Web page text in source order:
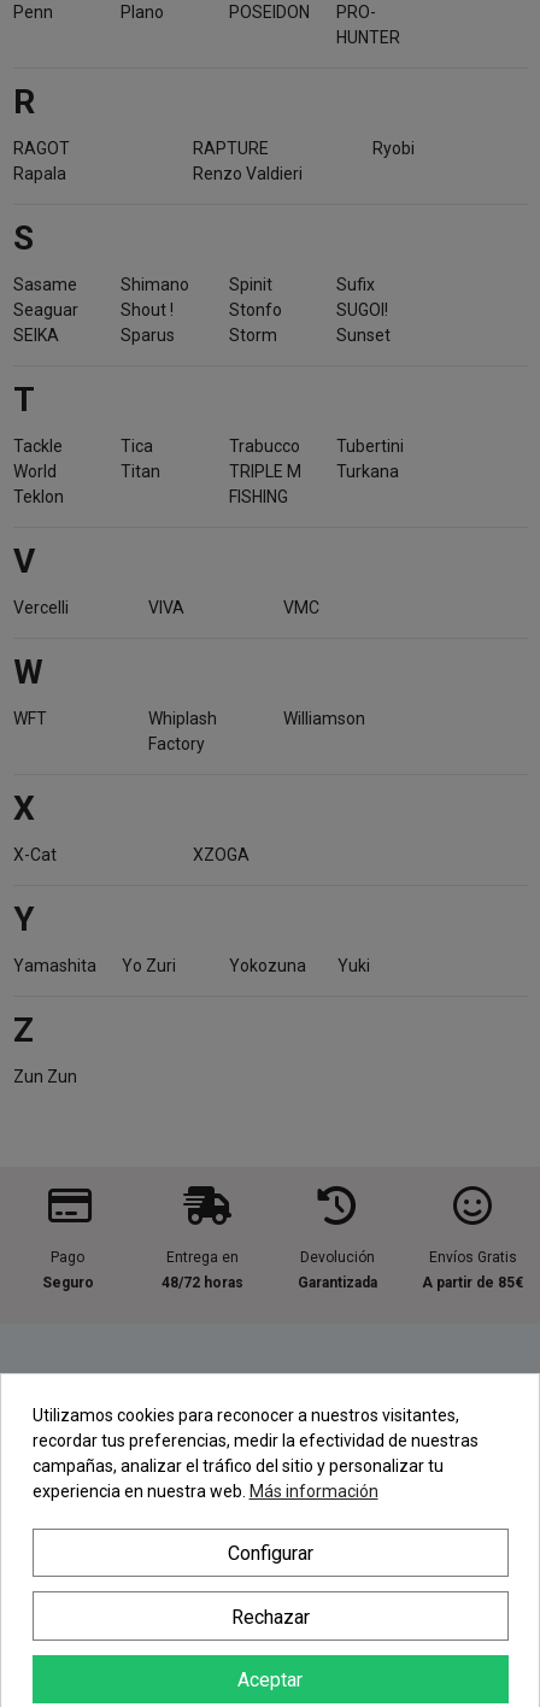
Penn Plano POSEIDON
PRO-
HUNTER
R
RAGOT
Rapala
RAPTURE
Renzo Valdieri
Ryobi
S
Sasame
Seaguar
SEIKA
Shimano
Shout !
Sparus
Spinit
Stonfo
Storm
Sufix
SUGOI!
Sunset
T
Tackle
World
Teklon
Tica
Titan
Trabucco
TRIPLE M
FISHING
Tubertini
Turkana
V
Vercelli VIVA VMC
W
WFT
Whiplash
Factory
Williamson
X
X-Cat XZOGA
Y
Yamashita Yo Zuri Yokozuna Yuki
Z
Zun Zun
Pago
Seguro
Entrega en
48/72 horas
Devolución
Garantizada
Envíos Gratis
A partir de 85€
Contacta con nosotros
Regístrate en nuestra Newsletter
Newsletter
Utilizamos cookies para reconocer a nuestros visitantes,
recordar tus preferencias, medir la efectividad de nuestras
campañas, analizar el tráfico del sitio y personalizar tu
experiencia en nuestra web. Más información
Configurar
Rechazar
Aceptar